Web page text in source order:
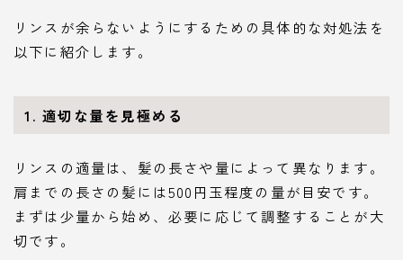
リンスが余らないようにするための具体的な対処法を
以下に紹介します。
1. 適切な量を見極める
リンスの適量は、髪の長さや量によって異なります。
肩までの長さの髪には500円玉程度の量が目安です。
まずは少量から始め、必要に応じて調整することが大
切です。